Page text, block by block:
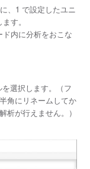
、1 で設定したユニ
す。
内に分析をおこな
選択します。（フ
角にリネームしてか
析が行えません。）